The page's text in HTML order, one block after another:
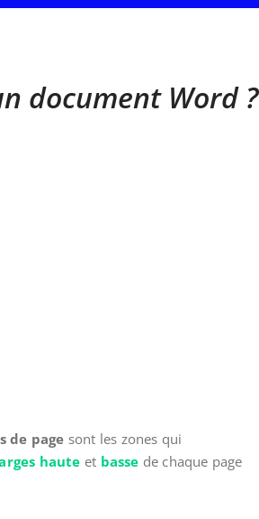
document Word ?
de page sont les zones qui
haute et basse de chaque page